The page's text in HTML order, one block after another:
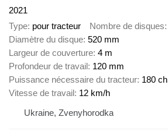
2021
Type pour tracteur Nombre de disques
Diamètre du disque 520 mm
Largeur de couverture 4 m
Profondeur de travail 120 mm
Puissance nécessaire du tracteur 180 ch
Vitesse de travail 12 km/h
Ukraine, Zvenyhorodka